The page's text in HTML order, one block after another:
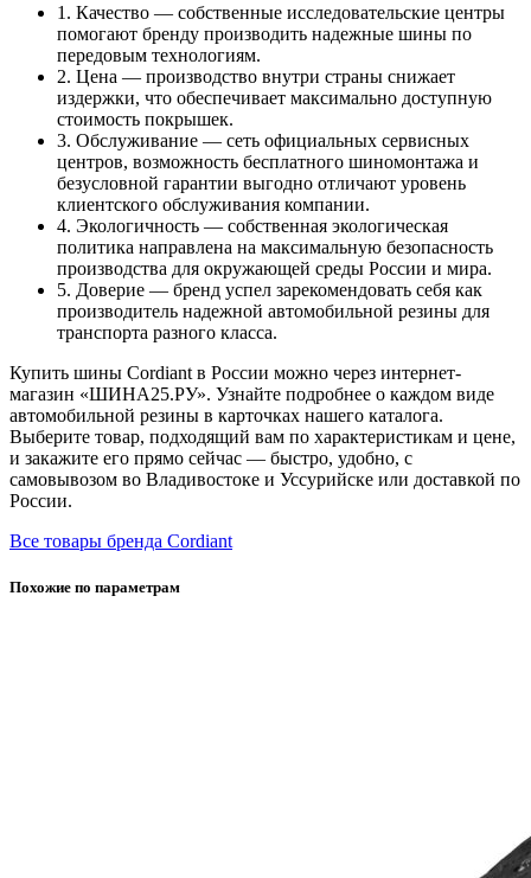
1. Качество — собственные исследовательские центры
помогают бренду производить надежные шины по
передовым технологиям.
2. Цена — производство внутри страны снижает
издержки, что обеспечивает максимально доступную
стоимость покрышек.
3. Обслуживание — сеть официальных сервисных
центров, возможность бесплатного шиномонтажа и
безусловной гарантии выгодно отличают уровень
клиентского обслуживания компании.
4. Экологичность — собственная экологическая
политика направлена на максимальную безопасность
производства для окружающей среды России и мира.
5. Доверие — бренд успел зарекомендовать себя как
производитель надежной автомобильной резины для
транспорта разного класса.
Купить шины Cordiant в России можно через интернет-
магазин «ШИНА25.РУ». Узнайте подробнее о каждом виде
автомобильной резины в карточках нашего каталога.
Выберите товар, подходящий вам по характеристикам и цене,
и закажите его прямо сейчас — быстро, удобно, с
самовывозом во Владивостоке и Уссурийске или доставкой по
России.
Все товары бренда Cordiant
Похожие по параметрам